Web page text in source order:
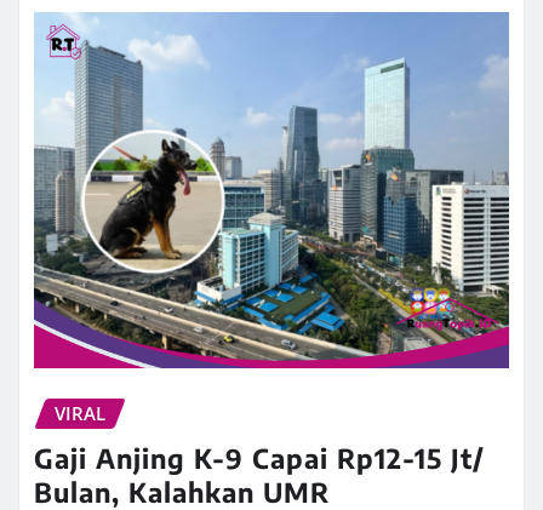
VIRAL
Gaji Anjing K-9 Capai Rp12-15 Jt/
Bulan, Kalahkan UMR